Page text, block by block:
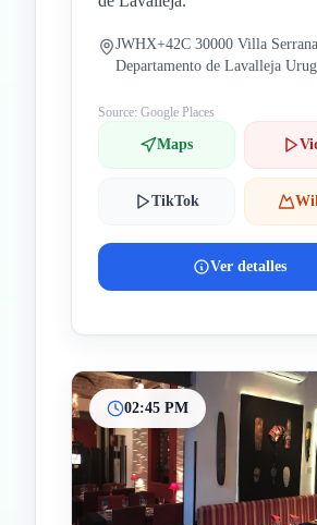
JWHX+42C 30000 Villa Serrana
Departamento de Lavalleja
Source: Google Places
Maps
TikTok
Ver detalles
02:45 PM